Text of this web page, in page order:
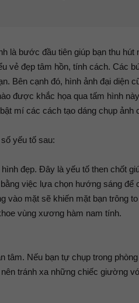
là bước đầu tiên giúp bạn thu
vẻ đẹp tâm hồn, tính cách. Các
Bên cạnh đó, hình ảnh đại diện
được khắc họa qua tấm hình
mí các cách tạo dáng chụp
yếu tố sau:
đẹp. Đây là yếu tố then chốt
việc lựa chọn hướng sáng để
vào mặt sẽ khiến mặt bạn trông
vùng xương hàm nam tính.
tâm. Nếu bạn tự chụp trong
tránh xa những chiếc giường